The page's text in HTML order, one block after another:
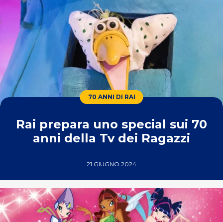
70 ANNI DI RAI
Rai prepara uno special sui 70
anni della Tv dei Ragazzi
21 GIUGNO 2024